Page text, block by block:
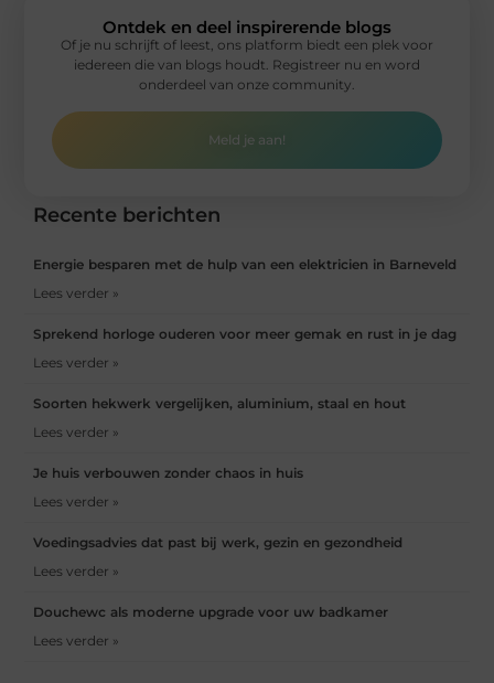
Recente berichten
Energie besparen met de hulp van een elektricien in Barneveld
Lees verder »
Sprekend horloge ouderen voor meer gemak en rust in je dag
Lees verder »
Soorten hekwerk vergelijken, aluminium, staal en hout
Lees verder »
Je huis verbouwen zonder chaos in huis
Lees verder »
Voedingsadvies dat past bij werk, gezin en gezondheid
Lees verder »
Douchewc als moderne upgrade voor uw badkamer
Lees verder »
Ontdek en deel inspirerende blogs
Of je nu schrijft of leest, ons platform biedt een plek voor
iedereen die van blogs houdt. Registreer nu en word
onderdeel van onze community.
Meld je aan!